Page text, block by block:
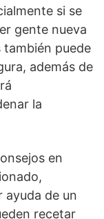
si se
gente nueva
puede
además de
la
en
ayuda de un
recetar